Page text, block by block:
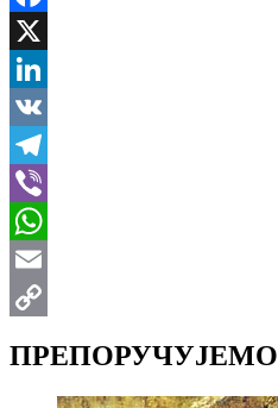
Facebook
X
LinkedIn
VK
Telegram
Viber
WhatsApp
Email
ПРЕПОРУЧУЈЕМО